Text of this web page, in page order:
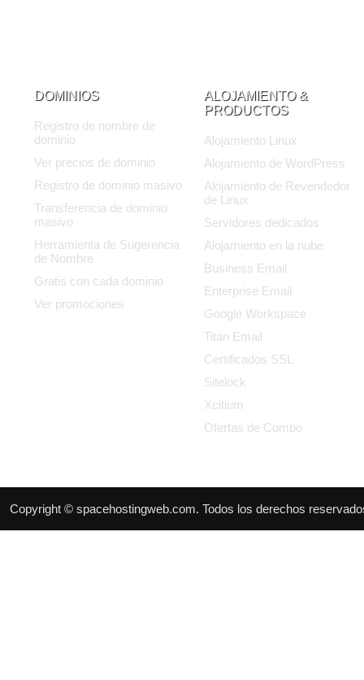
DOMINIOS
Registro de nombre de
dominio
Ver precios de dominio
Registro de dominio masivo
Transferencia de dominio
masivo
Herramienta de Sugerencia
de Nombre
Gratis con cada dominio
Ver promociones
ALOJAMIENTO &
PRODUCTOS
Alojamiento Linux
Alojamiento de WordPress
Alojamiento de Revendedor
de Linux
Servidores dedicados
Alojamiento en la nube
Business Email
Enterprise Email
Google Workspace
Titan Email
Certificados SSL
Sitelock
Xcitium
Ofertas de Combo
Copyright © spacehostingweb.com. Todos los derechos